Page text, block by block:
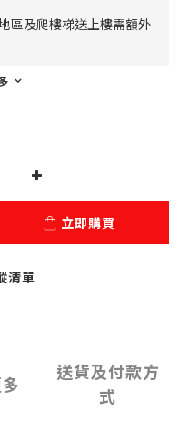
區及爬樓梯送上樓需額外
立即購買
清單
送貨及付款方
式